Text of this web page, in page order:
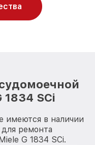
SCi
имеются в наличии
для ремонта
G 1834 SCi.